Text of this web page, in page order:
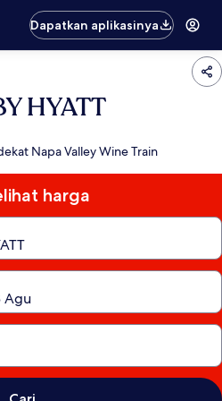
Dapatkan aplikasinya
HYATT
Napa Valley Wine Train
harga